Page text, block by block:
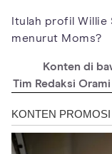
Itulah profil Willie
menurut Moms?
Konten di
Tim Redaksi